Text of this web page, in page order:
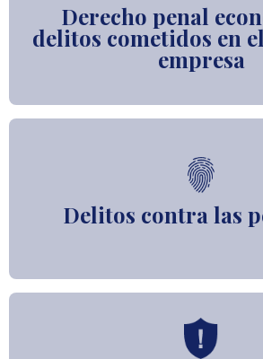
Derecho penal
delitos cometidos en
empresa
Delitos contra las